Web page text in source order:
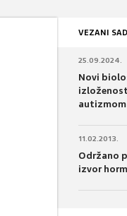
VEZANI
25.09.2024.
Novi
autizmom
11.02.2013.
Održano
izvor